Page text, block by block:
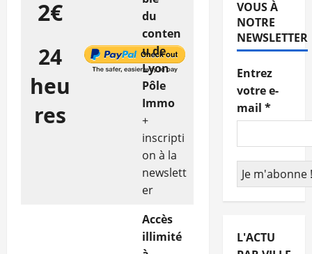
2€
24
heu
res
du
conten
u de
Lyon
Pôle
Immo
+
inscripti
on à la
newslett
er
Accès
illimité
VOUS À
NOTRE
NEWSLETTER
Entrez
votre e-
mail *
L'ACTU